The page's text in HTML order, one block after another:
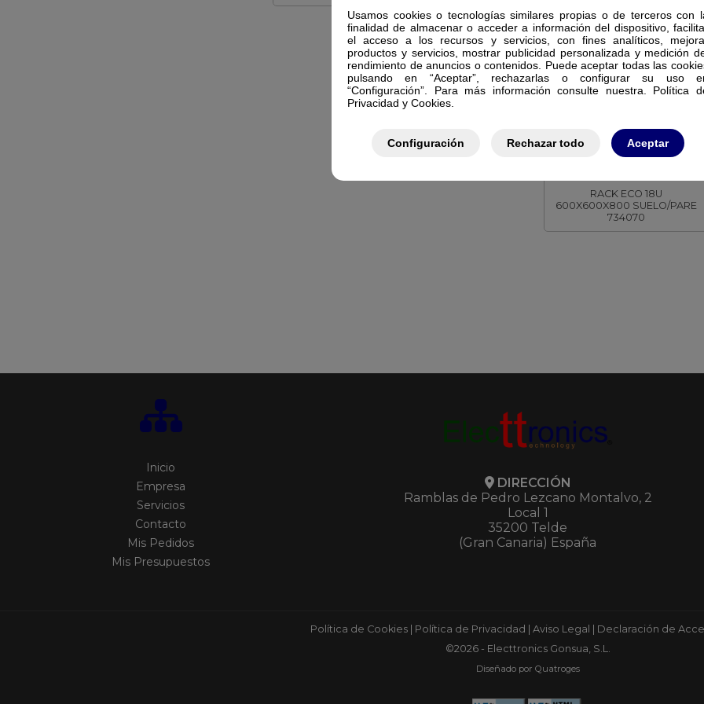
Usamos cookies o tecnologías similares propias o de terceros con
finalidad de almacenar o acceder a información del dispositivo,
el acceso a los recursos y servicios, con fines analíticos,
productos y servicios, mostrar publicidad personalizada y medición
rendimiento de anuncios o contenidos. Puede aceptar todas las
pulsando en “Aceptar”, rechazarlas o configurar su uso
“Configuración”. Para más información consulte nuestra. Política
Privacidad y Cookies.
Configuración Rechazar todo Aceptar
KEYNET DATOS
RACK ECO 18U
600X600X800 SUELO/PARE
734070
Inicio
Empresa
Servicios
Contacto
Mis Pedidos
Mis Presupuestos
DIRECCIÓN
Ramblas de Pedro Lezcano Montalvo, 2
Local 1
35200 Telde
(Gran Canaria) España
Política de Cookies| Política de Privacidad Aviso Legal
Declaración de
©2026 - Electtronics Gonsua, S.L.
Diseñado por Quatroges